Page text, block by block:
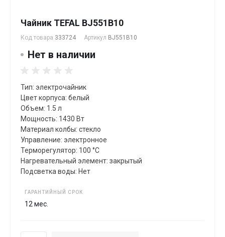
Чайник TEFAL BJ551B10
Код товара 333724 Артикул BJ551B10
Нет в наличии
Тип: электрочайник
Цвет корпуса: белый
Объем: 1.5 л
Мощность: 1430 Вт
Материал колбы: стекло
Управление: электронное
Терморегулятор: 100 °C
Нагревательный элемент: закрытый
Подсветка воды: Нет
ГАРАНТИЙНЫЙ СРОК
12 мес.